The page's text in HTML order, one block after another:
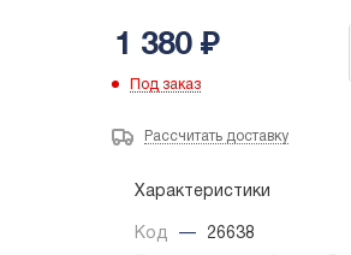
1 380₽
Под заказ
Рассчитать доставку
Характеристики
Код —
26638